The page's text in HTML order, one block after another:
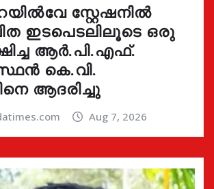
സ്റ്റേഷനിൽ
ഇടപെടലിലൂടെ ഒരു
ആർ.പി.എഫ്.
കെ.വി.
ആദരിച്ചു
Aug 7, 2026